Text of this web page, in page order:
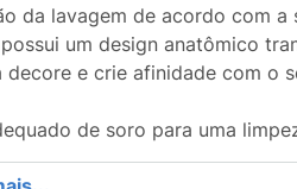
da lavagem de acordo com
um design anatômico
e crie afinidade com o
de soro para uma